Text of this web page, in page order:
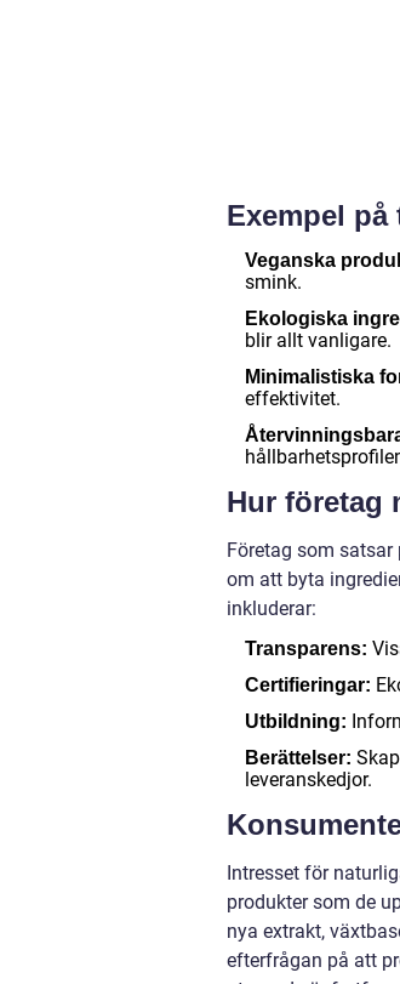
Exempel
Veganska
smink.
Ekologiska
blir allt vanligare.
Minimalistiska
effektivitet.
Hur företag
Företag som
om att byta
inkluderar:
Transparens:
Certifieringar:
Utbildning:
Berättelser:
leveranskedjor.
Intresset för
produkter som de
nya extrakt,
efterfrågan på att